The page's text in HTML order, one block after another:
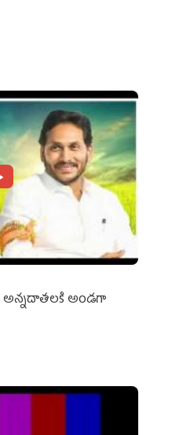
అన్నదాతలకి అండగా